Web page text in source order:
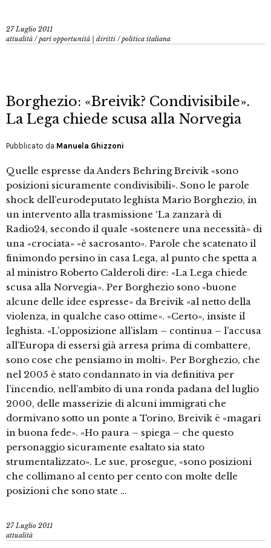
27 Luglio 2011
attualità /pari opportunità | diritti /politica italiana
Borghezio: «Breivik? Condivisibile».
La Lega chiede scusa alla Norvegia
Pubblicato da Manuela Ghizzoni
Quelle espresse da Anders Behring Breivik «sono
posizioni sicuramente condivisibili». Sono le parole
shock dell’eurodeputato leghista Mario Borghezio, in
un intervento alla trasmissione ‘La zanzarà di
Radio24, secondo il quale «sostenere una necessità» di
una «crociata» «è sacrosanto». Parole che scatenato il
finimondo persino in casa Lega, al punto che spetta a
al ministro Roberto Calderoli dire: «La Lega chiede
scusa alla Norvegia». Per Borghezio sono «buone
alcune delle idee espresse» da Breivik «al netto della
violenza, in qualche caso ottime». «Certo», insiste il
leghista. «L’opposizione all’islam – continua – l’accusa
all’Europa di essersi già arresa prima di combattere,
sono cose che pensiamo in molti». Per Borghezio, che
nel 2005 è stato condannato in via definitiva per
l’incendio, nell’ambito di una ronda padana del luglio
2000, delle masserizie di alcuni immigrati che
dormivano sotto un ponte a Torino, Breivik è «magari
in buona fede». «Ho paura – spiega – che questo
personaggio sicuramente esaltato sia stato
strumentalizzato». Le sue, prosegue, «sono posizioni
che collimano al cento per cento con molte delle
posizioni che sono state …
27 Luglio 2011
attualità